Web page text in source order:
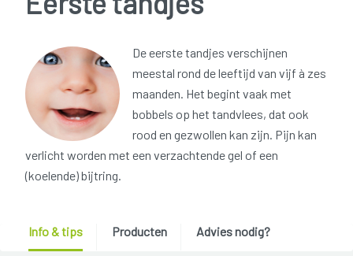
De eerste tandjes verschijnen
meestal rond de leeftijd van vijf à zes
maanden. Het begint vaak met
bobbels op het tandvlees, dat ook
rood en gezwollen kan zijn. Pijn kan
verlicht worden met een verzachtende gel of een
(koelende) bijtring.
Info & tips Producten Advies nodig?